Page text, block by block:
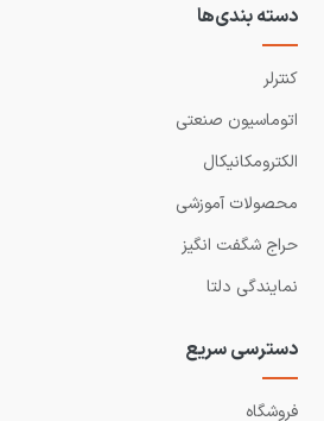
دسته بندی‌ها
کنترلر
اتوماسیون صنعتی
الکترومکانیکال
محصولات آموزشی
حراج شگفت انگیز
نمایندگی دلتا
دسترسی سریع
فروشگاه